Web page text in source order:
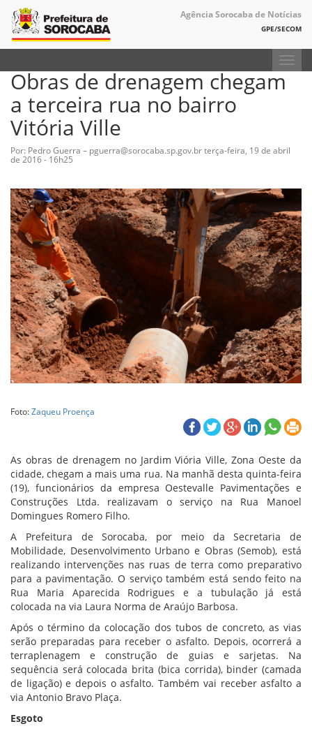
Agência Sorocaba de Notícias
GPE/SECOM
Obras de drenagem chegam
a terceira rua no bairro
Vitória Ville
Por: Pedro Guerra – pguerra@sorocaba.sp.gov.brterça-feira, 19 de abril
de 2016 - 16h25
Foto:Zaqueu Proença
As obras de drenagem no Jardim Viória Ville, Zona Oeste da
cidade, chegam a mais uma rua. Na manhã desta quinta-feira
(19), funcionários da empresa Oestevalle Pavimentações e
Construções Ltda. realizavam o serviço na Rua Manoel
Domingues Romero Filho.
A Prefeitura de Sorocaba, por meio da Secretaria de
Mobilidade, Desenvolvimento Urbano e Obras (Semob), está
realizando intervenções nas ruas de terra como preparativo
para a pavimentação. O serviço também está sendo feito na
Rua Maria Aparecida Rodrigues e a tubulação já está
colocada na via Laura Norma de Araújo Barbosa.
Após o término da colocação dos tubos de concreto, as vias
serão preparadas para receber o asfalto. Depois, ocorrerá a
terraplenagem e construção de guias e sarjetas. Na
sequência será colocada brita (bica corrida), binder (camada
de ligação) e depois o asfalto. Também vai receber asfalto a
via Antonio Bravo Plaça.
Esgoto